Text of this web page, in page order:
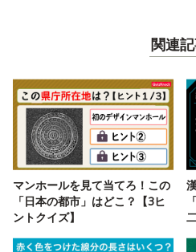
関連
マンホールを見て当てろ！この
「日本の都市」はどこ？【3ヒ
ントクイズ】